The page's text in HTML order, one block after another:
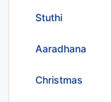
Stuthi
Aaradhana
Christmas